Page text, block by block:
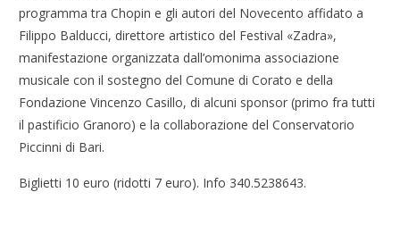
programma tra Chopin e gli autori del Novecento affidato a
Filippo Balducci, direttore artistico del Festival «Zadra»,
manifestazione organizzata dall’omonima associazione
musicale con il sostegno del Comune di Corato e della
Fondazione Vincenzo Casillo, di alcuni sponsor (primo fra tutti
il pastificio Granoro) e la collaborazione del Conservatorio
Piccinni di Bari.
Biglietti 10 euro (ridotti 7 euro). Info 340.5238643.